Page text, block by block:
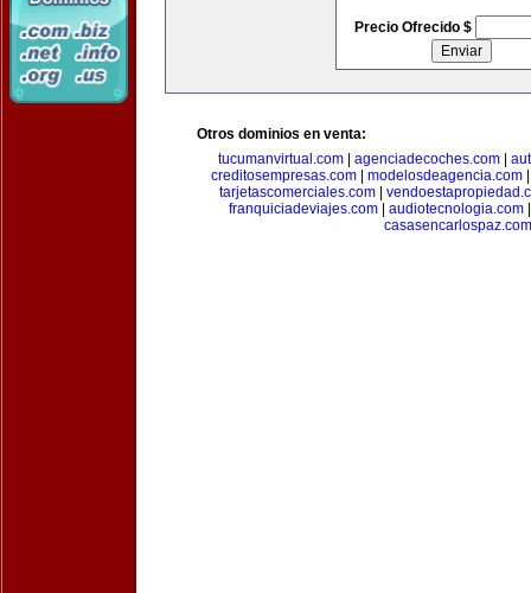
Precio Ofrecido $
Otros dominios en venta:
tucumanvirtual.com| agenciadecoches.com|
creditosempresas.com| modelosdeagencia.com
tarjetascomerciales.com|
franquiciadeviajes.com| audiotecnologia.com
casasencarlospaz.com